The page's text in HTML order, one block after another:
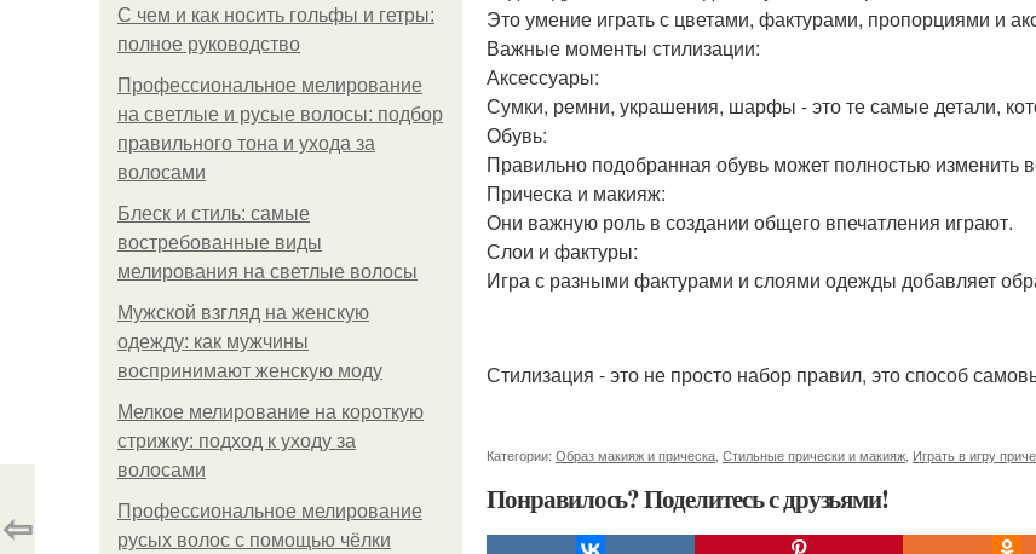
С чем и как носить гольфы и гетры:
полное руководство
Профессиональное мелирование
на светлые и русые волосы: подбор
правильного тона и ухода за
волосами
Блеск и стиль: самые
востребованные виды
мелирования на светлые волосы
Мужской взгляд на женскую
одежду: как мужчины
воспринимают женскую моду
Мелкое мелирование на короткую
стрижку: подход к уходу за
волосами
Профессиональное мелирование
русых волос с помощью чёлки
Это умение играть с цветами, фактурами, пропорциями и
Важные моменты стилизации:
Аксессуары:
Сумки, ремни, украшения, шарфы - это те самые детали,
Обувь:
Правильно подобранная обувь может полностью изменить
Прическа и макияж:
Они важную роль в создании общего впечатления играют.
Слои и фактуры:
Игра с разными фактурами и слоями одежды добавляет
Стилизация - это не просто набор правил, это способ
Категории: Образ макияж и прическа Стильные прически и макияж Играть в игру
Понравилось? Поделитесь с друзьями!
⇦